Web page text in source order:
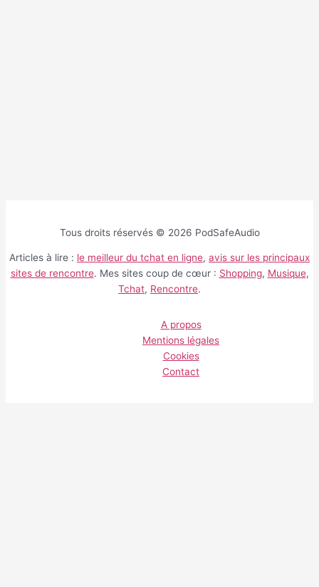
Tous droits réservés © 2026 PodSafeAudio
Articles à lire : le meilleur du tchat en ligne, avis sur les principaux
sites de rencontre. Mes sites coup de cœur : Shopping, Musique,
Tchat, Rencontre.
A propos
Mentions légales
Cookies
Contact